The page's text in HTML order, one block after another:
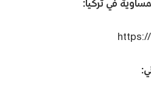
في تركيا: